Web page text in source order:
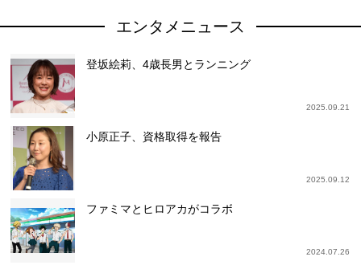
エンタメニュース
登坂絵莉、4歳長男とランニング
2025.09.21
小原正子、資格取得を報告
2025.09.12
ファミマとヒロアカがコラボ
2024.07.26